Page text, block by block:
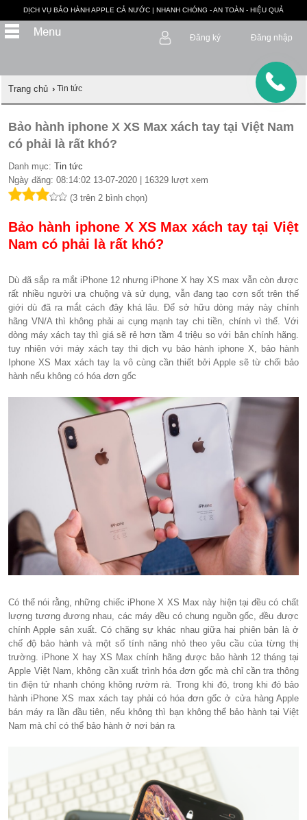
DỊCH VỤ BẢO HÀNH APPLE CẢ NƯỚC | NHANH CHÓNG - AN TOÀN - HIỆU QUẢ
Đăng nhập
Đăng ký
Trang chủ › Tin tức
Bảo hành iphone X XS Max xách tay tại Việt Nam
có phải là rất khó?
Danh mục:Tin tức
Ngày đăng: 08:14:02 13-07-2020 | 16329 lượt xem
(3 trên 2 bình chọn)
Bảo hành iphone X XS Max xách tay tại Việt
Nam có phải là rất khó?
Dù đã sắp ra mắt iPhone 12 nhưng iPhone X hay XS max vẫn còn được
rất nhiều người ưa chuộng và sử dụng, vẫn đang tạo cơn sốt trên thế
giới dù đã ra mắt cách đây khá lâu. Để sở hữu dòng máy này chính
hãng VN/A thì không phải ai cụng mạnh tay chi tiền, chính vì thế. Với
dòng máy xách tay thì giá sẽ rẻ hơn tầm 4 triệu so với bản chính hãng.
tuy nhiên với máy xách tay thì dịch vụ bảo hành iphone X, bảo hành
Iphone XS Max xách tay la vô cùng cần thiết bởi Apple sẽ từ chối bảo
hành nếu không có hóa đơn gốc
Có thể nói rằng, những chiếc iPhone X XS Max này hiện tại đều có chất
lượng tương đương nhau, các máy đều có chung nguồn gốc, đều được
chính Apple sản xuất. Có chăng sự khác nhau giữa hai phiên bản là ở
chế độ bảo hành và một số tính năng nhỏ theo yêu cầu của từng thị
trường. iPhone X hay XS Max chính hãng được bảo hành 12 tháng tại
Apple Việt Nam, không cần xuất trình hóa đơn gốc mà chỉ cần tra thông
tin điện tử nhanh chóng không rườm rà. Trong khi đó, trong khi đó bảo
hành iPhone XS max xách tay phải có hóa đơn gốc ở cửa hàng Apple
bán máy ra lần đầu tiên, nếu không thì bạn không thể bảo hành tại Việt
Nam mà chỉ có thể bảo hành ở nơi bán ra